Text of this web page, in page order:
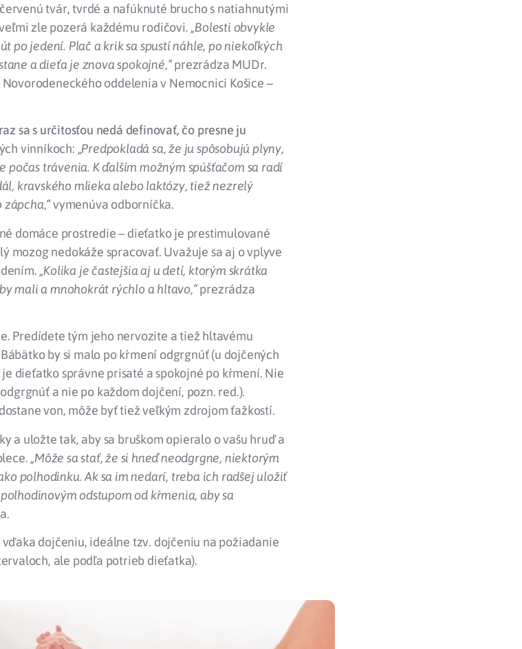
tvár, tvrdé a nafúknuté brucho s natiahnutými
zle pozerá každému rodičovi. „Bolesti obvykle
po jedení. Plač a krik sa spustí náhle, po niekoľkých
a dieťa je znova spokojné,“prezrádza MUDr.
oddelenia v Nemocnici Košice –
sa s určitosťou nedá definovať, čo presne ju
vinníkoch: „Predpokladá sa, že ju spôsobujú plyny,
trávenia. K ďalším možným spúšťačom sa radí
kravského mlieka alebo laktózy, tiež nezrelý
vymenúva odborníčka.
domáce prostredie – dieťatko je prestimulované
mozog nedokáže spracovať. Uvažuje sa aj o vplyve
„Kolika je častejšia aj u detí, ktorým skrátka
mali a mnohokrát rýchlo a hltavo,“prezrádza
Predídete tým jeho nervozite a tiež hltavému
by si malo po kŕmení odgrgnúť (u dojčených
dieťatko správne prisaté a spokojné po kŕmení. Nie
a nie po každom dojčení, pozn. red.).
von, môže byť tiež veľkým zdrojom ťažkostí.
a uložte tak, aby sa bruškom opieralo o vašu hruď a
„Môže sa stať, že si hneď neodgrgne, niektorým
polhodinku. Ak sa im nedarí, treba ich radšej uložiť
odstupom od kŕmenia, aby sa
dojčeniu, ideálne tzv. dojčeniu na požiadanie
ale podľa potrieb dieťatka).